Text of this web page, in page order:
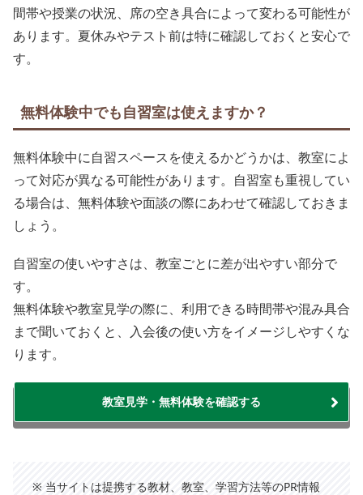
間帯や授業の状況、席の空き具合によって変わる可能性が
あります。夏休みやテスト前は特に確認しておくと安心で
す。
無料体験中でも自習室は使えますか？
無料体験中に自習スペースを使えるかどうかは、教室によ
って対応が異なる可能性があります。自習室も重視してい
る場合は、無料体験や面談の際にあわせて確認しておきま
しょう。
自習室の使いやすさは、教室ごとに差が出やすい部分で
す。
無料体験や教室見学の際に、利用できる時間帯や混み具合
まで聞いておくと、入会後の使い方をイメージしやすくな
ります。
教室見学・無料体験を確認する
※ 当サイトは提携する教材、教室、学習方法等のPR情報